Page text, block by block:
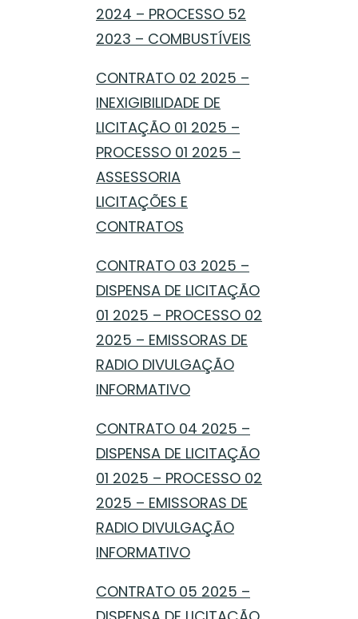
2024 – PROCESSO 52
2023 – COMBUSTÍVEIS
CONTRATO 02 2025 –
INEXIGIBILIDADE DE
LICITAÇÃO 01 2025 –
PROCESSO 01 2025 –
ASSESSORIA
LICITAÇÕES E
CONTRATOS
CONTRATO 03 2025 –
DISPENSA DE LICITAÇÃO
01 2025 – PROCESSO 02
2025 – EMISSORAS DE
RADIO DIVULGAÇÃO
INFORMATIVO
CONTRATO 04 2025 –
DISPENSA DE LICITAÇÃO
01 2025 – PROCESSO 02
2025 – EMISSORAS DE
RADIO DIVULGAÇÃO
INFORMATIVO
CONTRATO 05 2025 –